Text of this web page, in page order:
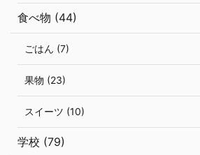
食べ物 (44)
ごはん (7)
果物 (23)
スイーツ (10)
学校 (79)